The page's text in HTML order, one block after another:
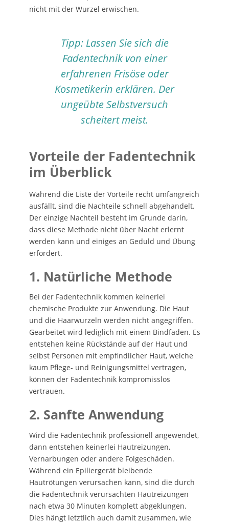
nicht mit der Wurzel erwischen.
Tipp: Lassen Sie sich die
Fadentechnik von einer
erfahrenen Frisöse oder
Kosmetikerin erklären. Der
ungeübte Selbstversuch
scheitert meist.
Vorteile der Fadentechnik
im Überblick
Während die Liste der Vorteile recht umfangreich
ausfällt, sind die Nachteile schnell abgehandelt.
Der einzige Nachteil besteht im Grunde darin,
dass diese Methode nicht über Nacht erlernt
werden kann und einiges an Geduld und Übung
erfordert.
1. Natürliche Methode
Bei der Fadentechnik kommen keinerlei
chemische Produkte zur Anwendung. Die Haut
und die Haarwurzeln werden nicht angegriffen.
Gearbeitet wird lediglich mit einem Bindfaden. Es
entstehen keine Rückstände auf der Haut und
selbst Personen mit empfindlicher Haut, welche
kaum Pflege- und Reinigungsmittel vertragen,
können der Fadentechnik kompromisslos
vertrauen.
2. Sanfte Anwendung
Wird die Fadentechnik professionell angewendet,
dann entstehen keinerlei Hautreizungen,
Vernarbungen oder andere Folgeschäden.
Während ein Epiliergerät bleibende
Hautrötungen verursachen kann, sind die durch
die Fadentechnik verursachten Hautreizungen
nach etwa 30 Minuten komplett abgeklungen.
Dies hängt letztlich auch damit zusammen, wie